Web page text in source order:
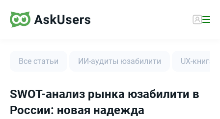
Все статьи ИИ-аудиты юзабилити UX-книга
SWOT-анализ рынка юзабилити в
России: новая надежда